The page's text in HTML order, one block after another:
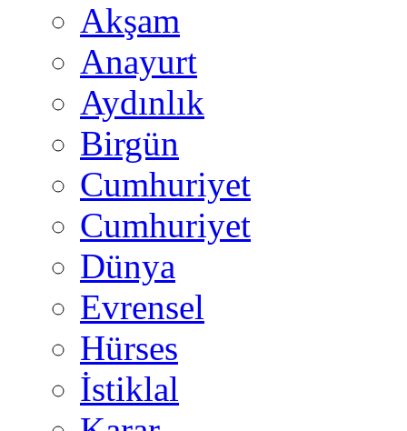
Akşam
Anayurt
Aydınlık
Birgün
Cumhuriyet
Cumhuriyet
Dünya
Evrensel
Hürses
İstiklal